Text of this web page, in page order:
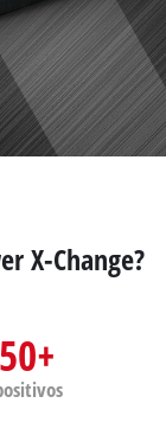
X-Change?